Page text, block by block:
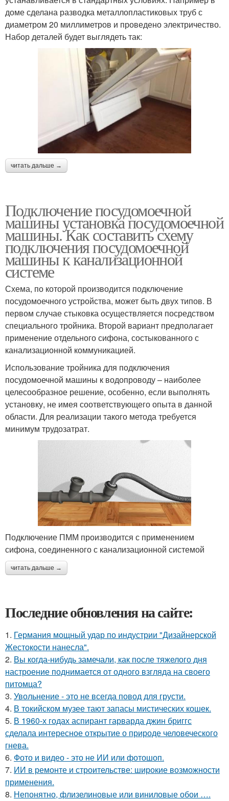
доме сделана разводка металлопластиковых труб с
диаметром 20 миллиметров и проведено электричество.
Набор деталей будет выглядеть так:
читать дальше →
Подключение посудомоечной
машины установка посудомоечной
машины. Как составить схему
подключения посудомоечной
машины к канализационной
системе
Схема, по которой производится подключение
посудомоечного устройства, может быть двух типов. В
первом случае стыковка осуществляется посредством
специального тройника. Второй вариант предполагает
применение отдельного сифона, состыкованного с
канализационной коммуникацией.
Использование тройника для подключения
посудомоечной машины к водопроводу – наиболее
целесообразное решение, особенно, если выполнять
установку, не имея соответствующего опыта в данной
области. Для реализации такого метода требуется
минимум трудозатрат.
Подключение ПММ производится с применением
сифона, соединенного с канализационной системой
читать дальше →
Последние обновления на сайте:
1. Германия мощный удар по индустрии "Дизайнерской
Жестокости нанесла".
2. Вы когда-нибудь замечали, как после тяжелого дня
настроение поднимается от одного взгляда на своего
питомца?
3. Увольнение - это не всегда повод для грусти.
4. В токийском музее тают запасы мистических кошек.
5. В 1960-х годах аспирант гарварда джин бриггс
сделала интересное открытие о природе человеческого
гнева.
6. Фото и видео - это не ИИ или фотошоп.
7. ИИ в ремонте и строительстве: широкие возможности
применения.
8. Непонятно, флизелиновые или виниловые обои ….